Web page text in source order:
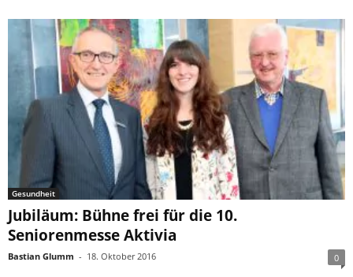
Gesundheit
Jubiläum: Bühne frei für die 10.
Seniorenmesse Aktivia
Bastian Glumm - 18. Oktober 2016 0